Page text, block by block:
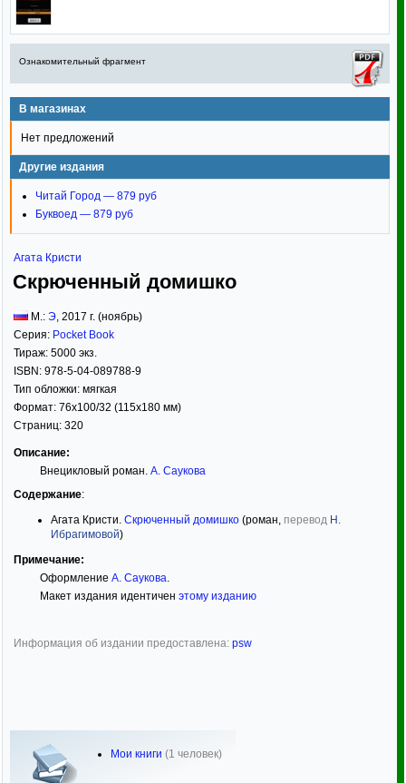
Ознакомительный фрагмент
В магазинах
Нет предложений
Другие издания
Читай Город — 879 руб
Буквоед — 879 руб
Агата Кристи
Скрюченный домишко
М.: Э, 2017 г. (ноябрь)
Серия: Pocket Book
Тираж: 5000 экз.
ISBN: 978-5-04-089788-9
Тип обложки: мягкая
Формат: 76x100/32 (115x180 мм)
Страниц: 320
Описание:
Внецикловый роман. А. Саукова
Содержание:
Агата Кристи. Скрюченный домишко (роман, перевод Н.
Ибрагимовой)
Примечание:
Оформление А. Саукова.
Макет издания идентичен этому изданию
Информация об издании предоставлена: psw
Мои книги (1 человек)